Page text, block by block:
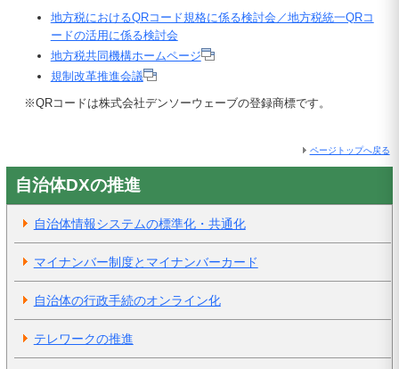
地方税におけるQRコード規格に係る検討会／地方税統一QRコ
ードの活用に係る検討会
地方税共同機構ホームページ
規制改革推進会議
※QRコードは株式会社デンソーウェーブの登録商標です。
ページトップへ戻る
自治体DXの推進
自治体情報システムの標準化・共通化
マイナンバー制度とマイナンバーカード
自治体の行政手続のオンライン化
テレワークの推進